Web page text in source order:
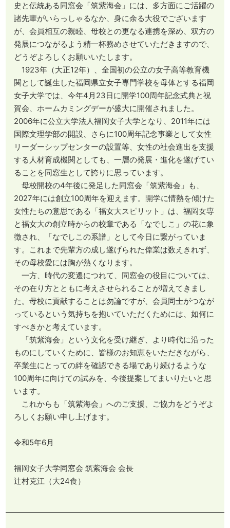
史と伝統ある同窓会「筑紫海会」には、多方面にご活躍の
諸先輩がいらっしゃるなか、身に余る大役でございます
が、会員相互の親睦、母校との更なる連携を深め、双方の
発展につながるよう精一杯務めさせていただきますので、
どうぞよろしくお願いいたします。
1923年（大正12年）、全国初の公立の女子高等教育機
関として誕生した福岡県立女子専門学校を母体とする福岡
女子大学では、今年4月23日に開学100周年記念式典と祝
賀会、ホームカミングデーが盛大に開催されました。
2006年に公立大学法人福岡女子大学となり、2011年には
国際文理学部の開設、さらに100周年記念事業として女性
リーダーシップセンターの設置等、女性の社会進出を支援
する人材育成機関としても、一層の発展・進化を遂げてい
ることを同窓生として誇りに思っています。
母校開校の4年後に発足した同窓会「筑紫海会」も、
2027年には創立100周年を迎えます。開学に情熱を傾けた
女性たちの意思である「福女大スピリット」は、福岡女専
と福女大の創立時からの校章である「なでしこ」の花に象
徴され、「なでしこの系譜」として今日に繋がっていま
す。これまで先輩方の成し遂げられた偉業は数えきれず、
その母校愛には胸が熱くなります。
一方、時代の変遷につれて、同窓会の役目については、
その在り方とともに考えさせられることが増えてきまし
た。母校に貢献することは勿論ですが、会員同士がつなが
っているという気持ちを抱いていただくためには、如何に
すべきかと考えています。
「筑紫海会」という文化を受け継ぎ、より時代に沿った
ものにしていくために、皆様のお知恵をいただきながら、
卒業生にとっての絆を確認できる場であり続けるような
100周年に向けての試みを、今後提案してまいりたいと思
います。
これからも「筑紫海会」へのご支援、ご協力をどうぞよ
ろしくお願い申し上げます。
令和5年6月
福岡女子大学同窓会 筑紫海会 会長
辻村克江（大24食）